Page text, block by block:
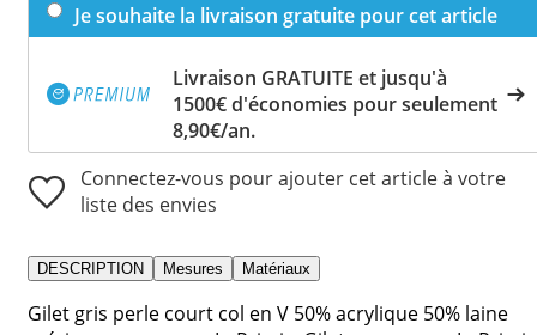
Je souhaite la livraison gratuite pour cet article
Livraison GRATUITE et jusqu'à
1500€ d'économies pour seulement
8,90€/an.
Connectez-vous pour ajouter cet article à votre
liste des envies
DESCRIPTION Mesures Matériaux
Gilet gris perle court col en V 50% acrylique 50% laine